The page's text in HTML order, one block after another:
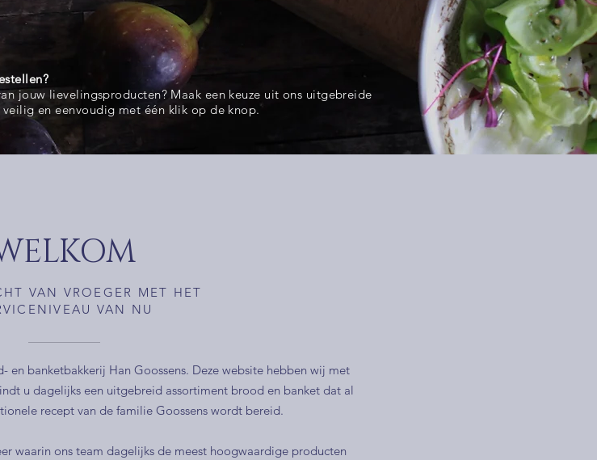
jouw lievelingsproducten? Maak een keuze uit ons uitgebreide
en eenvoudig met één klik op de knop.
VAN VROEGER MET HET
VAN NU
banketbakkerij Han Goossens. Deze website hebben wij met
u dagelijks een uitgebreid assortiment brood en banket dat al
recept van de familie Goossens wordt bereid.
waarin ons team dagelijks de meest hoogwaardige producten